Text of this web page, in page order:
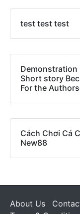
test test test
Demonstration
Short story
For the
Cách Chơi Cá
New88
About Us